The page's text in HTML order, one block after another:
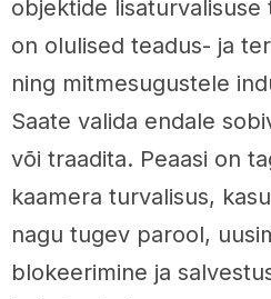
objektide lisaturvalisuse
on olulised teadus- ja
ning mitmesugustele
Saate valida endale
või traadita. Peaasi on
kaamera turvalisus,
nagu tugev parool,
blokeerimine ja